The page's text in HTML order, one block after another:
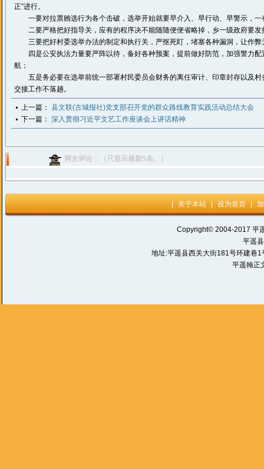
正”进行。
一要对拉票贿选行为各个击破，选举开始就要早介入、早行动、早警示，一
二要严格把好指导关，应有的程序决不能随随便便省略掉，乡一级政府要发
三要把好村委选举办法的制定和执行关，严抠死盯，堵塞各种漏洞，让作弊
四是公安执法力量要严阵以待，备好各种预案，提前做好防范，加强警力配
航；
五是务必要在选举前统一部署村民委员会财务的离任审计、印章封存以及村
交接工作不落趟。
上一篇： 县文联(古城报社)党支部召开党的群众路线教育实践活动总结大会
下一篇： 深入贯彻习近平文艺工作座谈会上讲话精神
网友评论：（只显示最新5条。）
关于本站 设为首页
Copyright© 2004-2017 平
平遥
地址:平遥县西关大街181号环建
平遥翰正